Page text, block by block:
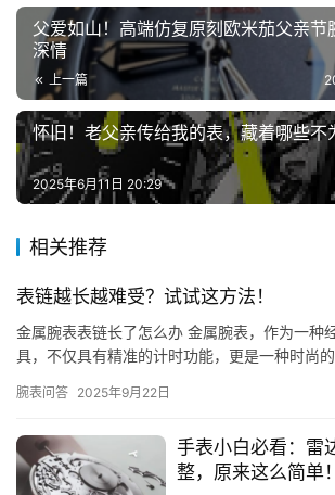
父爱如山！高端仿复原刻欧米茄父亲节
深情
上一篇
怀旧！老父亲传给我的表，藏着哪些不
2025年6月11日 20:29
相关推荐
表链越长越难受？试试这方法！
金属腕表表链长了怎么办 金属腕表，作为一种
具，不仅具有精准的计时功能，更是一种时尚
现，原…
腕表问答 2025年9月22日
手表小白必看：雷
整，原来这么简单！